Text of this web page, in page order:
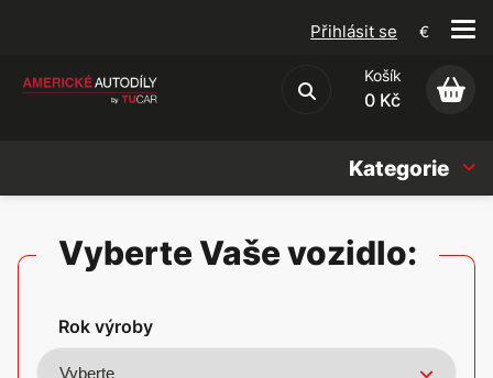
Obchodní podmínky
Přihlásit se €
Košík
0 Kč
Kategorie
Vyberte Vaše vozidlo:
Rok výroby